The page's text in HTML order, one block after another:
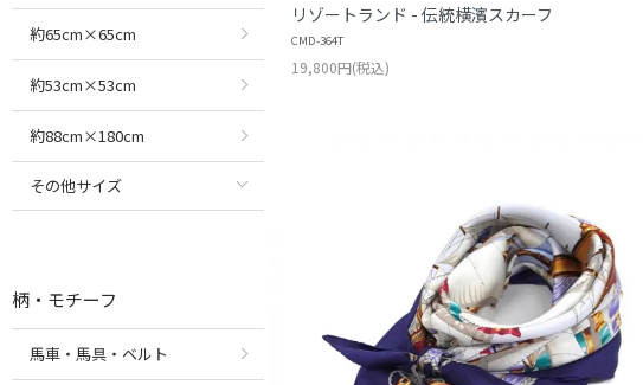
リゾートランド - 伝統横濱スカーフ
CMD-364T
19,800円(税込)
約65cm×65cm
約53cm×53cm
約88cm×180cm
その他サイズ
柄・モチーフ
馬車・馬具・ベルト